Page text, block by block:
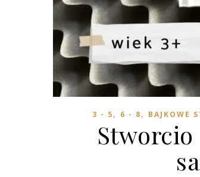
3 - 5, 6 - 8, BAJKOWE